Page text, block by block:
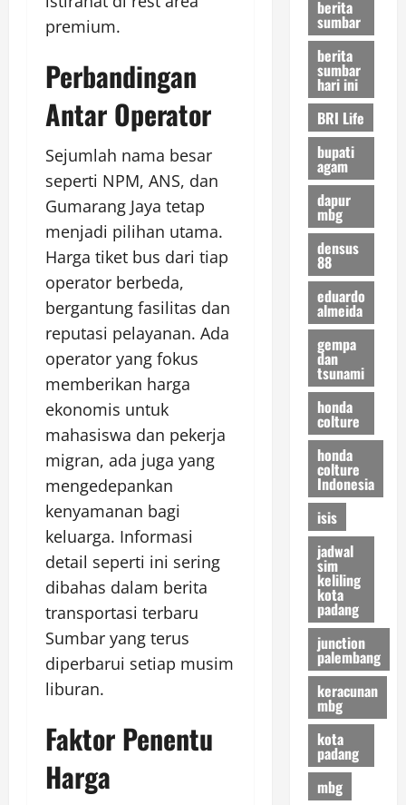
premium.
Perbandingan
Antar Operator
Sejumlah nama besar
seperti NPM, ANS, dan
Gumarang Jaya tetap
menjadi pilihan utama.
Harga tiket bus dari tiap
operator berbeda,
bergantung fasilitas dan
reputasi pelayanan. Ada
operator yang fokus
memberikan harga
ekonomis untuk
mahasiswa dan pekerja
migran, ada juga yang
mengedepankan
kenyamanan bagi
keluarga. Informasi
detail seperti ini sering
dibahas dalam berita
transportasi terbaru
Sumbar yang terus
diperbarui setiap musim
liburan.
Faktor Penentu
Harga
berita
sumbar
berita
sumbar
hari ini
BRI Life
bupati
agam
dapur
mbg
densus
88
eduardo
almeida
gempa
dan
tsunami
honda
colture
honda
colture
Indonesia
isis
jadwal
sim
keliling
kota
padang
junction
palembang
keracunan
mbg
kota
padang
mbg